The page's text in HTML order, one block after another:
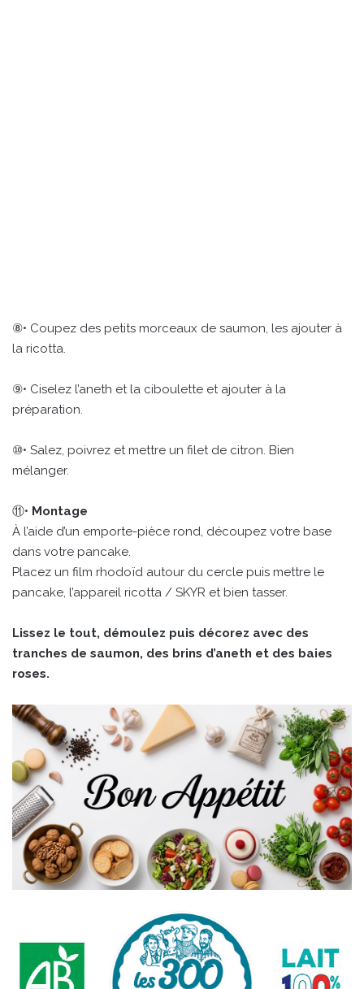
⑧• Coupez des petits morceaux de saumon, les ajouter à
la ricotta.
⑨• Ciselez l’aneth et la ciboulette et ajouter à la
préparation.
⑩• Salez, poivrez et mettre un filet de citron. Bien
mélanger.
⑪• Montage
À l’aide d’un emporte-pièce rond, découpez votre base
dans votre pancake.
Placez un film rhodoïd autour du cercle puis mettre le
pancake, l’appareil ricotta / SKYR et bien tasser.
Lissez le tout, démoulez puis décorez avec des
tranches de saumon, des brins d’aneth et des baies
roses.